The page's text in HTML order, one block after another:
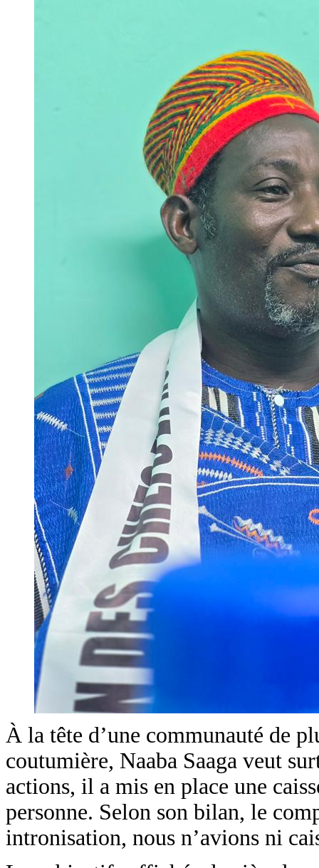
À la tête d’une communauté de
coutumière, Naaba Saaga veut
actions, il a mis en place une
personne. Selon son bilan, le
intronisation, nous n’avions ni